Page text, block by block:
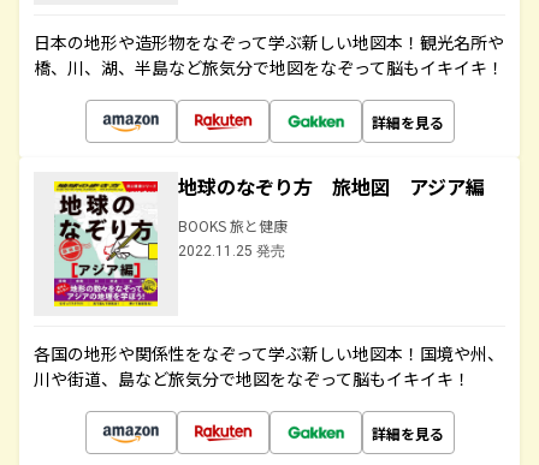
日本の地形や造形物をなぞって学ぶ新しい地図本！観光名所や
橋、川、湖、半島など旅気分で地図をなぞって脳もイキイキ！
詳細を見る
地球のなぞり方 旅地図 アジア編
BOOKS 旅と健康
2022.11.25 発売
各国の地形や関係性をなぞって学ぶ新しい地図本！国境や州、
川や街道、島など旅気分で地図をなぞって脳もイキイキ！
詳細を見る